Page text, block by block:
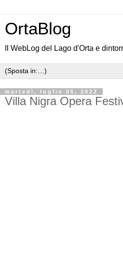
OrtaBlog
Il WebLog del Lago d'Orta e
martedì, luglio 05, 2022
Villa Nigra Opera